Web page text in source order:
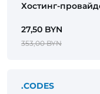
Хостинг-
27,50 BYN
353,00 BYN
.CODES